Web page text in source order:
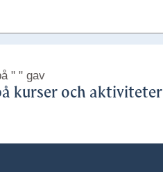
" " gav
kurser och aktiviteter